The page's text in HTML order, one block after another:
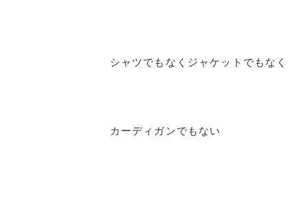
シャツでもなくジャケットでもなく
カーディガンでもない